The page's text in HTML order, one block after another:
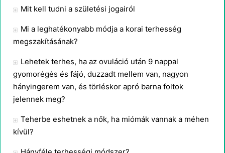
Mit kell tudni a születési jogairól
Mi a leghatékonyabb módja a korai terhesség
megszakításának?
Lehetek terhes, ha az ovuláció után 9 nappal
gyomorégés és fájó, duzzadt mellem van, nagyon
hányingerem van, és törléskor apró barna foltok
jelennek meg?
Teherbe eshetnek a nők, ha miómák vannak a méhen
kívül?